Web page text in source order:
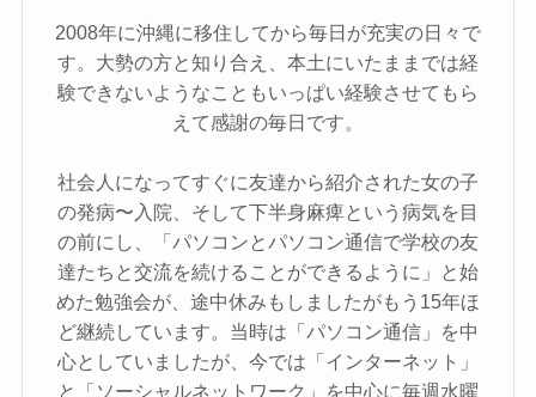
2008年に沖縄に移住してから毎日が充実の日々で
す。大勢の方と知り合え、本土にいたままでは経
験できないようなこともいっぱい経験させてもら
えて感謝の毎日です。
社会人になってすぐに友達から紹介された女の子
の発病〜入院、そして下半身麻痺という病気を目
の前にし、「パソコンとパソコン通信で学校の友
達たちと交流を続けることができるように」と始
めた勉強会が、途中休みもしましたがもう15年ほ
ど継続しています。当時は「パソコン通信」を中
心としていましたが、今では「インターネット」
と「ソーシャルネットワーク」を中心に毎週水曜